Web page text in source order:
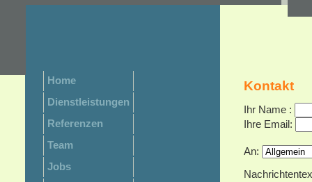
Home
Dienstleistungen
Referenzen
Team
Jobs
Kontakt
Ihr Name :
Ihre Email:
An: